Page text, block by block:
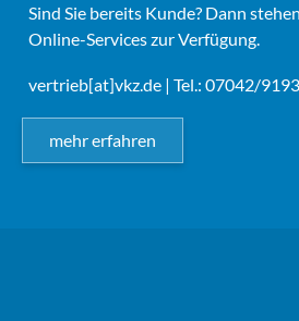
Sind Sie bereits Kunde? Dann
Online-Services zur Verfügung.
vertrieb[at]vkz.de | Tel.: 07042/
mehr erfahren